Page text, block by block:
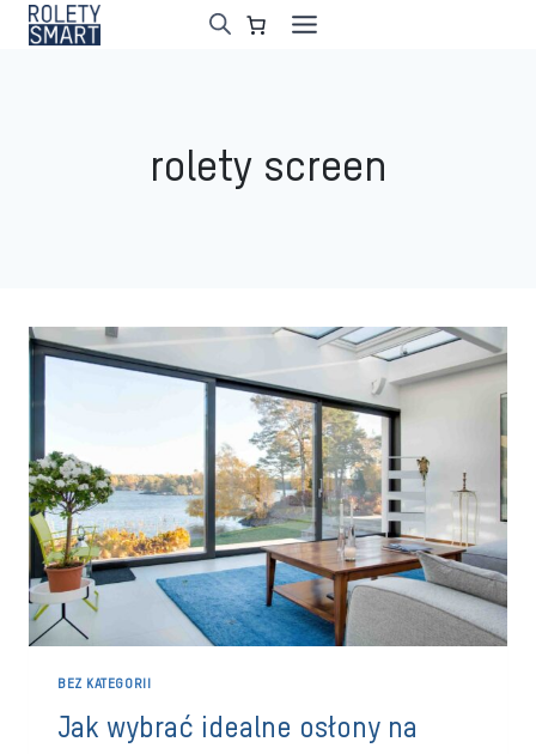
Przejdź
rolety screen
BEZ KATEGORII
Jak wybrać idealne osłony na